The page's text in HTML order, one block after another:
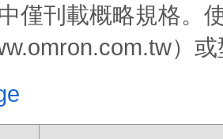
僅刊載概略規格。
）